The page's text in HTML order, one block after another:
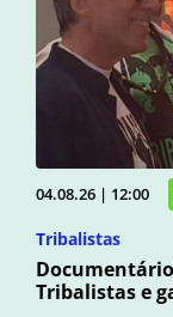
04.08.26 | 12:00
Tribalistas
Tribalistas e